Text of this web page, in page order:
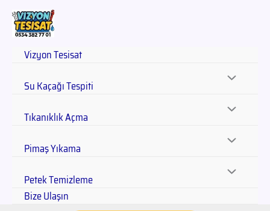
Vizyon Tesisat
Su Kaçağı Tespiti
Tıkanıklık Açma
Pimaş Yıkama
Petek Temizleme
Bize Ulaşın